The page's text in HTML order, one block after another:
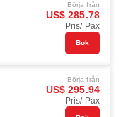
Börja från
US$ 285.78
Pris/ Pax
Bok
Börja från
US$ 295.94
Pris/ Pax